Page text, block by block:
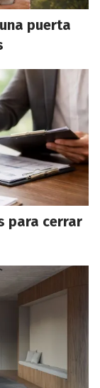
puerta
para cerrar